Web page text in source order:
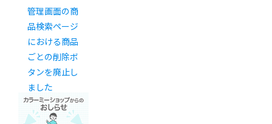
管理画面の商
品検索ページ
における商品
ごとの削除ボ
タンを廃止し
ました